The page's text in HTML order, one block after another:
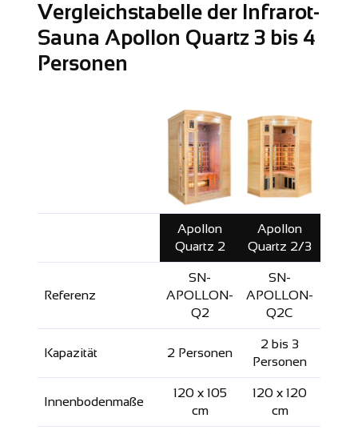
Vergleichstabelle der Infrarot-
Sauna Apollon Quartz 3 bis 4
Personen
Apollon
Quartz 2
Apollon
Quartz 2/3
Referenz
SN-
APOLLON-
Q2
SN-
APOLLON-
Q2C
Kapazität 2 Personen
2 bis 3
Personen
Innenbodenmaße
120 x 105
cm
120 x 120
cm